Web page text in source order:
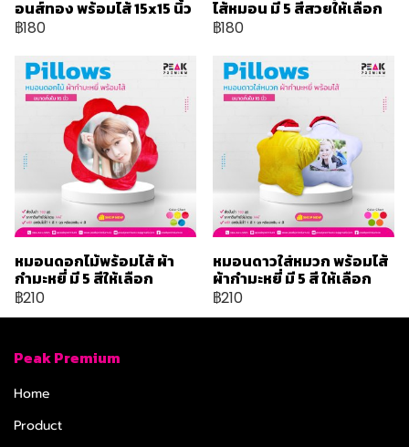
อนส์ทอง พร้อมไส้ 15x15 นิ้ว
฿180
ไส้หมอน มี 5 สีสวยให้เลือก
฿180
หมอนดอกไม้พร้อมไส้ ผ้า
กำมะหยี่ มี 5 สีให้เลือก
฿210
หมอนดาวใส่หมวก พร้อมไส้
ผ้ากำมะหยี่ มี 5 สี ให้เลือก
฿210
Peak Premium
Home
Product